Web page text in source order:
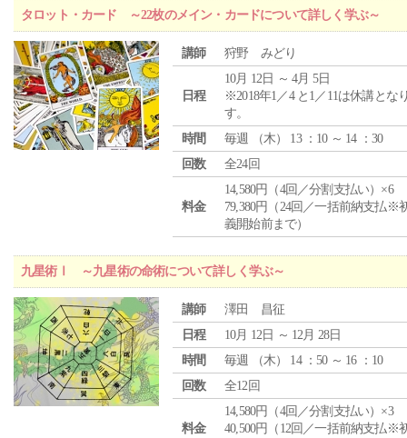
タロット・カード ～22枚のメイン・カードについて詳しく学ぶ～
講師 狩野 みどり
日程
10月 12日 ～ 4月 5日
※2018年1／4 と1／11は休講とな
す。
時間
毎週 （木） 13 ：10 ～ 14 ：30
回数
全24回
料金
14,580円（4回／分割支払い）×6
79,380円（24回／一括前納支払※
義開始前まで）
九星術Ⅰ ～九星術の命術について詳しく学ぶ～
講師
澤田 昌征
日程
10月 12日 ～ 12月 28日
時間
毎週 （木） 14 ：50 ～ 16 ：10
回数
全12回
料金
14,580円（4回／分割支払い）×3
40,500円（12回／一括前納支払※